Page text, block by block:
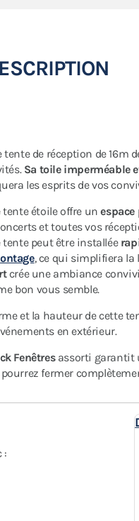
tente de réception de 16m
Sa toile imperméable
les esprits de vos
tente étoile offre un
et toutes vos
tente peut être installée
, ce qui simplifiera
crée une ambiance
bon vous semble.
et la hauteur de cette
en extérieur.
Fenêtresassorti garantit
fermer
: